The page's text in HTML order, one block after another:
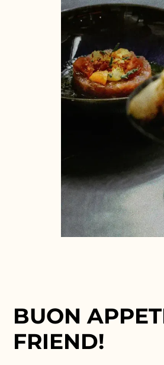
BUON
FRIEND!